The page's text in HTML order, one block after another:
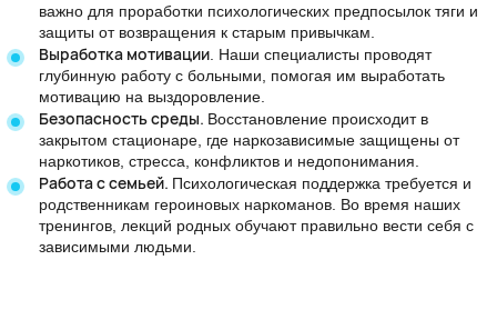
важно для проработки психологических предпосылок тяги и
защиты от возвращения к старым привычкам.
Выработка мотивации . Наши специалисты проводят
глубинную работу с больными, помогая им выработать
мотивацию на выздоровление.
Безопасность среды. Восстановление происходит в
закрытом стационаре, где наркозависимые защищены от
наркотиков, стресса, конфликтов и недопонимания.
Работа с семьей. Психологическая поддержка требуется и
родственникам героиновых наркоманов. Во время наших
тренингов, лекций родных обучают правильно вести себя с
зависимыми людьми.